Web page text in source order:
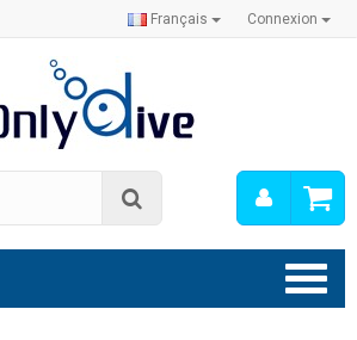
Connexion
Français
Mon